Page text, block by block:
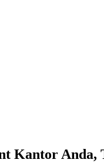
Kantor Anda,